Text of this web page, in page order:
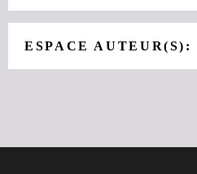
ESPACE AUTEUR(S):